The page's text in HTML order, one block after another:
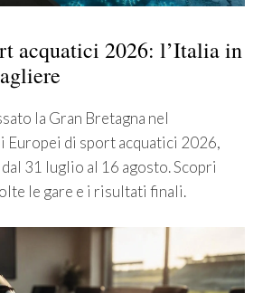
acquatici 2026: l’Italia in
la Gran Bretagna nel
Europei di sport acquatici 2026,
31 luglio al 16 agosto. Scopri
le gare e i risultati finali.